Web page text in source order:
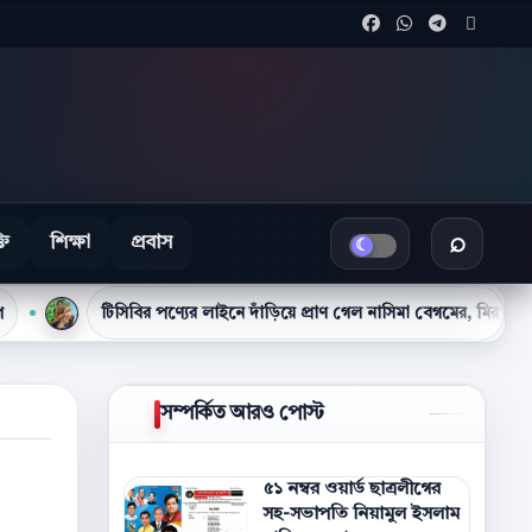
Facebook এ
WhatsApp এ
Telegram
X এ
শিক্ষা প্রবাস খবর খুঁজুন
পণ্যের লাইনে দাঁড়িয়ে প্রাণ গেল নাসিমা বেগমের, মিরপুরে দেয়াল ধসে নিহত ২
সম্পর্কিত আরও পোস্ট
৫১ নম্বর ওয়ার্ড ছাত্রলীগের
সহ-সভাপতি নিয়ামুল ইসলাম